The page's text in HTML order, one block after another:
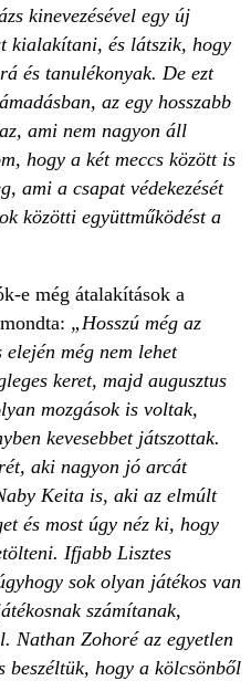
kinevezésével egy új
kialakítani, és látszik, hogy
és tanulékonyak. De ezt
az egy hosszabb
ami nem nagyon áll
hogy a két meccs között is
ami a csapat védekezését
közötti együttműködést a
e még átalakítások a
„Hosszú még az
még nem lehet
keret, majd augusztus
mozgások is voltak,
kevesebbet játszottak.
aki nagyon jó arcát
Keita is, aki az elmúlt
és most úgy néz ki, hogy
Ifjabb Lisztes
sok olyan játékos van
számítanak,
Nathan Zohoré az egyetlen
beszéltük, hogy a kölcsönből